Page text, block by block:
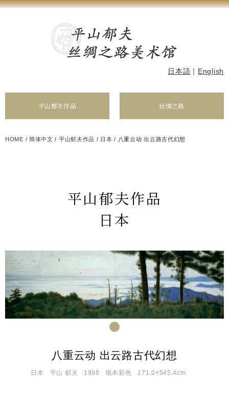
日本語 ｜ English
平山郁夫作品 丝绸之路
HOME / 簡体中文 / 平山郁夫作品 / 日本 / 八重云动 出云路古代幻想
平山郁夫作品
日本
八重云动 出云路古代幻想
日本 平山 郁夫 1998 纸本彩色 171.0×545.4cm